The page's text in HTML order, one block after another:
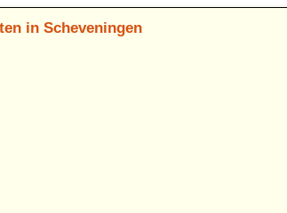
in Scheveningen